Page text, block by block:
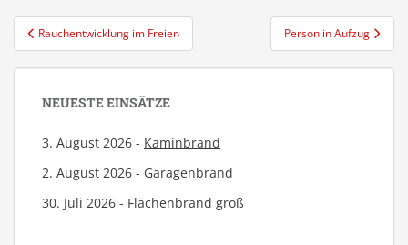
Beitragsnavigation
Rauchentwicklung im Freien Person in Aufzug
NEUESTE EINSÄTZE
3. August 2026 - Kaminbrand
2. August 2026 - Garagenbrand
30. Juli 2026 - Flächenbrand groß